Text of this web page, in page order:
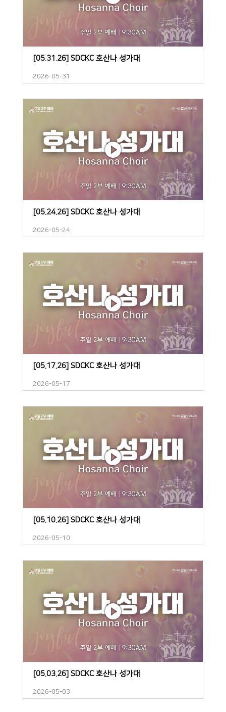
[05.31.26] SDCKC 호산나 성가대
2026-05-31
[05.24.26] SDCKC 호산나 성가대
2026-05-24
[05.17.26] SDCKC 호산나 성가대
2026-05-17
[05.10.26] SDCKC 호산나 성가대
2026-05-10
[05.03.26] SDCKC 호산나 성가대
2026-05-03